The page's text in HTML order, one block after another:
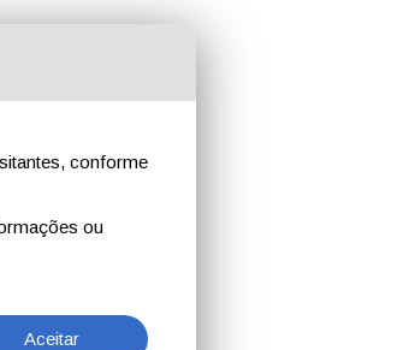
conforme
ou
Aceitar